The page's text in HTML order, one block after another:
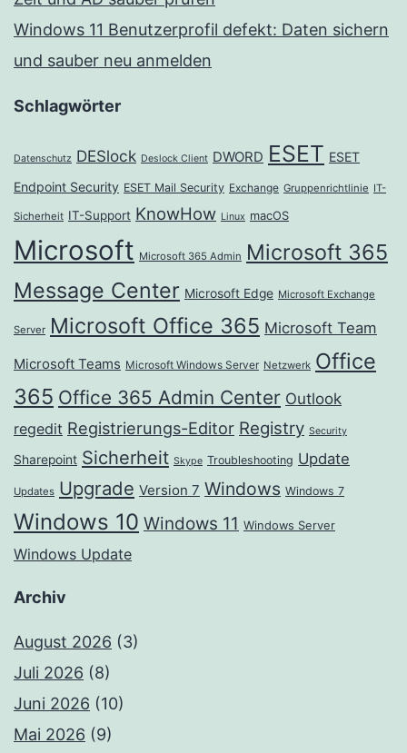
Windows 11 Benutzerprofil defekt: Daten sichern
und sauber neu anmelden
Schlagwörter
Datenschutz DESlock Deslock Client DWORD ESET ESET
Endpoint Security ESET Mail Security Exchange Gruppenrichtlinie IT-
Sicherheit IT-Support KnowHow Linux macOS
Microsoft Microsoft 365 Admin Microsoft 365
Message Center Microsoft Edge Microsoft Exchange
Server Microsoft Office 365 Microsoft Team
Microsoft Teams Microsoft Windows Server Netzwerk Office
365 Office 365 Admin Center Outlook
regedit Registrierungs-Editor Registry Security
Sharepoint Sicherheit Skype Troubleshooting Update
Updates Upgrade Version 7 Windows Windows 7
Windows 10 Windows 11 Windows Server
Windows Update
Archiv
August 2026 (3)
Juli 2026 (8)
Juni 2026 (10)
Mai 2026 (9)